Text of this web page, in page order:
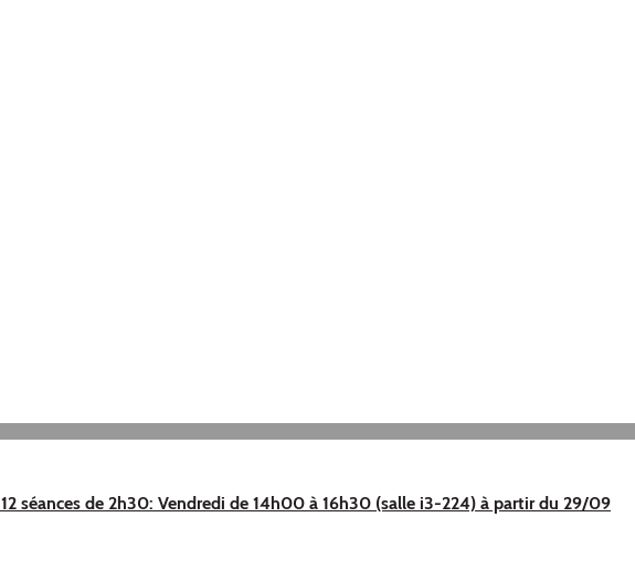
12 séances de 2h30: Vendredi de 14h00 à 16h30 (salle i3-224) à partir du 29/09